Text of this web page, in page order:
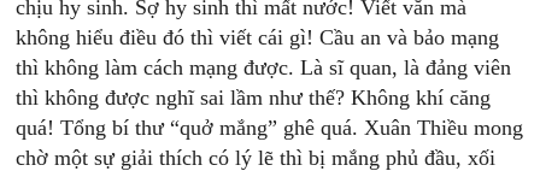
chịu hy sinh. Sợ hy sinh thì mất nước! Viết văn mà
không hiểu điều đó thì viết cái gì! Cầu an và bảo mạng
thì không làm cách mạng được. Là sĩ quan, là đảng viên
thì không được nghĩ sai lầm như thế? Không khí căng
quá! Tổng bí thư “quở mắng” ghê quá. Xuân Thiều mong
chờ một sự giải thích có lý lẽ thì bị mắng phủ đầu, xối